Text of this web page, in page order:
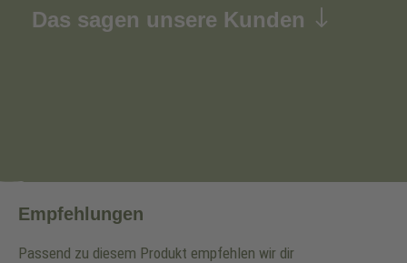
Das sagen unsere Kunden
Empfehlungen
Passend zu diesem Produkt empfehlen wir dir